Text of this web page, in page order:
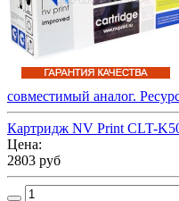
совместимый аналог.
Картридж NV Print CLT-
Цена:
2803 руб